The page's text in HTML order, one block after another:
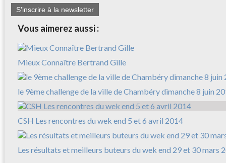
S'inscrire à la newsletter
Vous aimerez aussi :
Mieux Connaître Bertrand Gille
le 9ème challenge de la ville de Chambéry dimanche 8 juin
CSH Les rencontres du wek end 5 et 6 avril 2014
Les résultats et meilleurs buteurs du wek end 29 et 30 mars